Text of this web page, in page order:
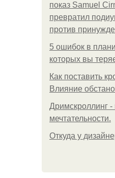
показ Samuel
превратил
против
5 ошибок в
которых вы
Как поставить
Влияние
Дримскроллинг
мечтательности.
Откуда у